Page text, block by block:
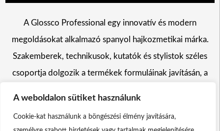
A weboldalon sütiket használunk
Cookie-kat használunk a böngészési élmény javítására,
A Glossco Professional egy innovatív és modern
megoldásokat alkalmazó spanyol hajkozmetikai márka.
Szakemberek, technikusok, kutatók és stylistok széles
csoportja dolgozik a termékek formuláinak javításán, a